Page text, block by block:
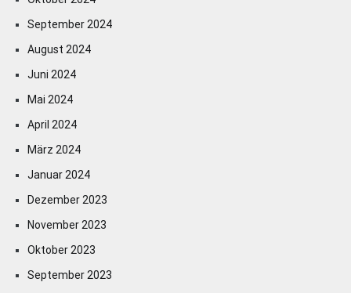
September 2024
August 2024
Juni 2024
Mai 2024
April 2024
März 2024
Januar 2024
Dezember 2023
November 2023
Oktober 2023
September 2023